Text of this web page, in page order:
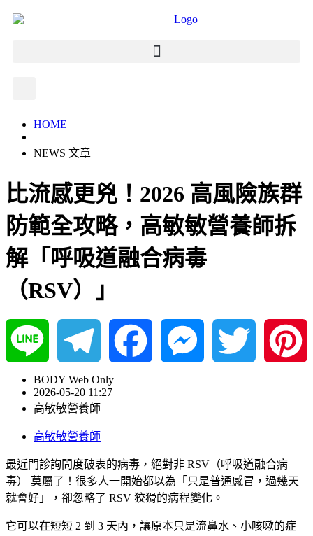
HOME
NEWS 文章
比流感更兇！2026 高風險族群
防範全攻略，高敏敏營養師拆
解「呼吸道融合病毒
（RSV）」
Line Telegram Facebook Messenger Twitter
Pinterest
BODY Web Only
2026-05-20 11:27
高敏敏營養師
高敏敏營養師
最近門診詢問度破表的病毒，絕對非 RSV（呼吸道融合病
毒） 莫屬了！很多人一開始都以為「只是普通感冒，過幾天
就會好」，卻忽略了 RSV 狡猾的病程變化。
它可以在短短 2 到 3 天內，讓原本只是流鼻水、小咳嗽的症